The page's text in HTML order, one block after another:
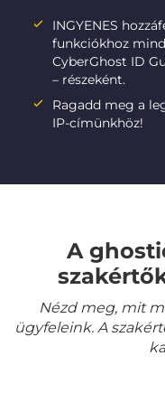
INGYENES
funkciókhoz
CyberGhost ID
– részeként.
Ragadd meg a
IP-címünkhöz!
A
Nézd meg, mit
ügyfeleink. A